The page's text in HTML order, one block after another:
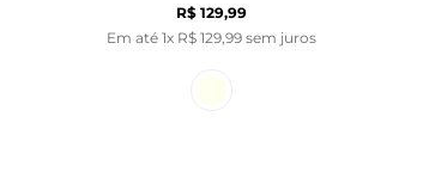
R$ 129,99
Em até1x R$ 129 ,99 sem juros